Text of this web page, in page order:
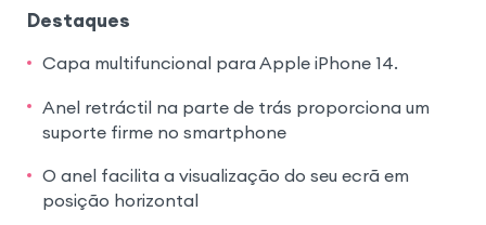
Destaques
Capa multifuncional para Apple iPhone 14.
Anel retráctil na parte de trás proporciona um
suporte firme no smartphone
O anel facilita a visualização do seu ecrã em
posição horizontal